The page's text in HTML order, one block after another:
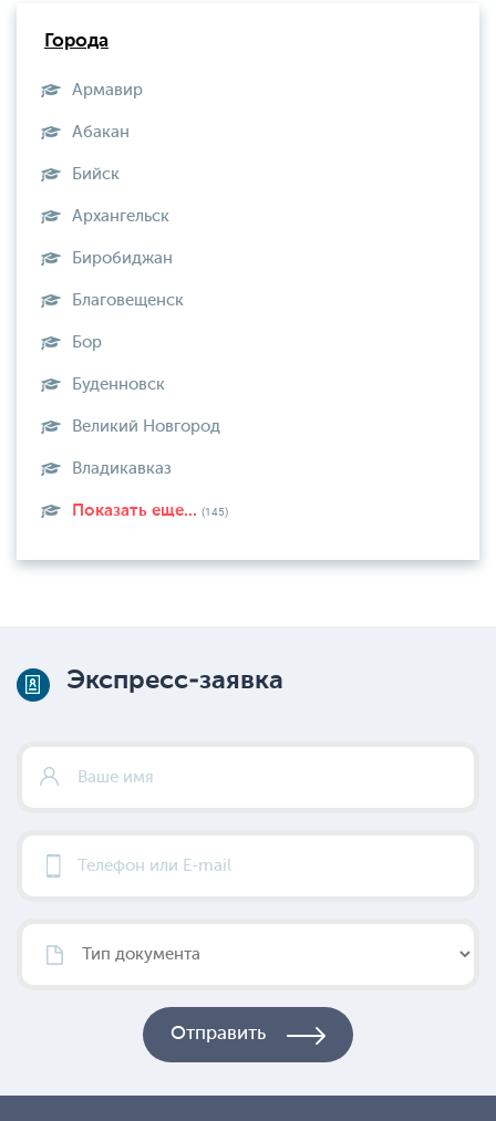
Города
Армавир
Абакан
Бийск
Архангельск
Биробиджан
Благовещенск
Бор
Буденновск
Великий Новгород
Владикавказ
Показать еще... (145)
Экспресс-заявка